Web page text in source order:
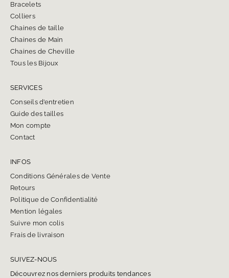
Bracelets
Colliers
Chaines de taille
Chaines de Main
Chaines de Cheville
Tous les Bijoux
SERVICES
Conseils d’entretien
Guide des tailles
Mon compte
Contact
INFOS
Conditions Générales de Vente
Retours
Politique de Confidentialité
Mention légales
Suivre mon colis
Frais de livraison
SUIVEZ-NOUS
Découvrez nos derniers produits tendances